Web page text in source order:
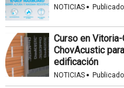
NOTICIAS ·
Curso en
ChovAcustic
edificación
NOTICIAS ·